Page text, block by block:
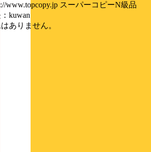
www.topcopy.jp スーパーコピーN級品
kuwan
ありません。